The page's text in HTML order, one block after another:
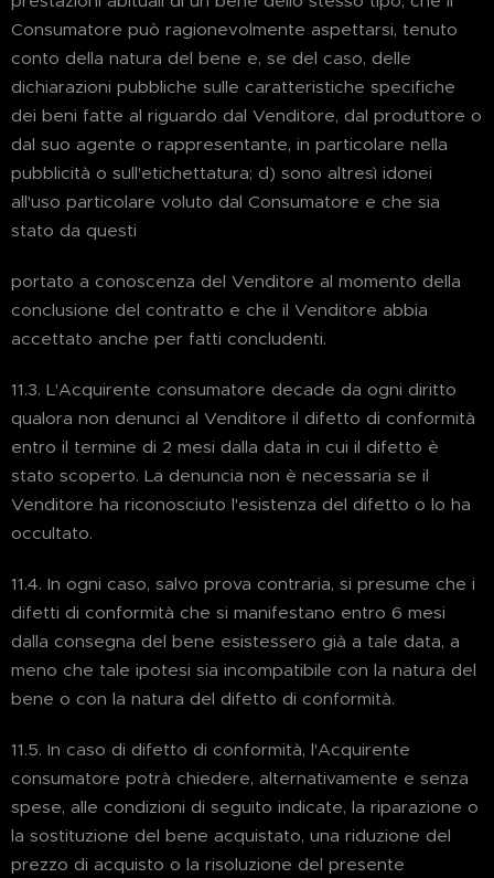
Consumatore può ragionevolmente aspettarsi, tenuto
conto della natura del bene e, se del caso, delle
dichiarazioni pubbliche sulle caratteristiche specifiche
dei beni fatte al riguardo dal Venditore, dal produttore o
dal suo agente o rappresentante, in particolare nella
pubblicità o sull'etichettatura; d) sono altresì idonei
all'uso particolare voluto dal Consumatore e che sia
stato da questi
portato a conoscenza del Venditore al momento della
conclusione del contratto e che il Venditore abbia
accettato anche per fatti concludenti.
11.3. L'Acquirente consumatore decade da ogni diritto
qualora non denunci al Venditore il difetto di conformità
entro il termine di 2 mesi dalla data in cui il difetto è
stato scoperto. La denuncia non è necessaria se il
Venditore ha riconosciuto l'esistenza del difetto o lo ha
occultato.
11.4. In ogni caso, salvo prova contraria, si presume che i
difetti di conformità che si manifestano entro 6 mesi
dalla consegna del bene esistessero già a tale data, a
meno che tale ipotesi sia incompatibile con la natura del
bene o con la natura del difetto di conformità.
11.5. In caso di difetto di conformità, l'Acquirente
consumatore potrà chiedere, alternativamente e senza
spese, alle condizioni di seguito indicate, la riparazione o
la sostituzione del bene acquistato, una riduzione del
prezzo di acquisto o la risoluzione del presente